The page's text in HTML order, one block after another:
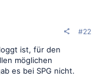
#22
ist, für den
möglichen
es bei SPG nicht.